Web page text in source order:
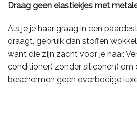
Draag geen elastiekjes met
Als je je haar graag in een
draagt, gebruik dan stoffen
want die zijn zacht voor je haar.
conditioner( zonder siliconen) om
beschermen geen overbodige